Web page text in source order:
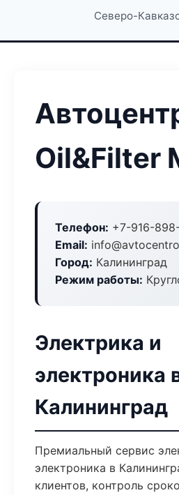
Северо-
Oil&Filter
Телефон: +7-916-
Email:
Город: Калининград
Режим работы:
Электрика и
электроника
Калининград
Премиальный сервис
электроника в
клиентов, контроль